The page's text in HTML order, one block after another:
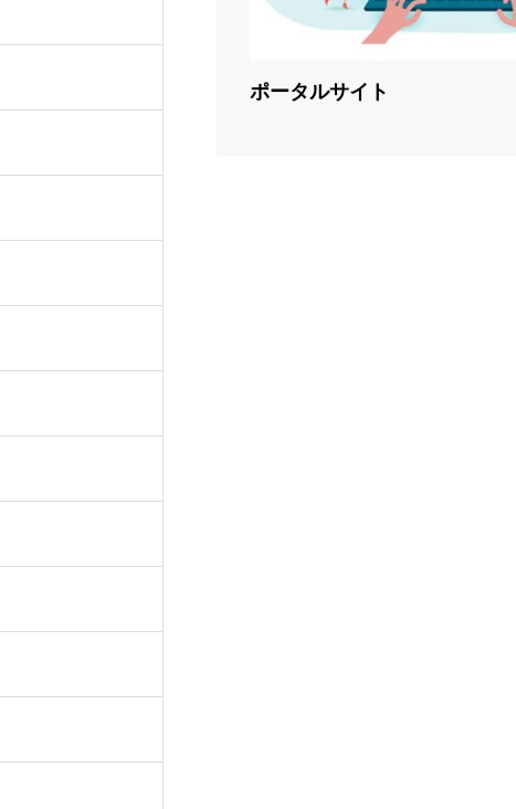
ポータルサイト